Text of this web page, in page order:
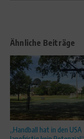
Ähnliche Beiträge
„Handball hat in den USA